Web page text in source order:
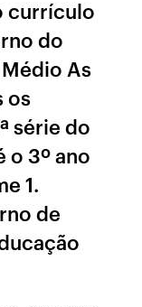
currículo
do
As
os
série do
o 3º ano
1.
de